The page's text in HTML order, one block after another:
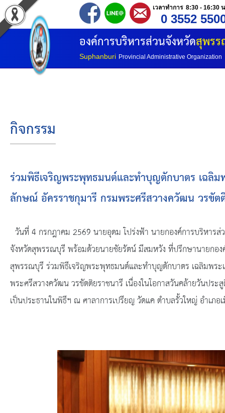
เวลาทำการ 8:30 - 16:30
0 3552
องค์การบริหารส่วนจังหวัดสุพร
Suphanburi Provincial Administrative Organization
หน้าแรก
ประวัติ อบจ
โครงสร้างองค์กร
โครงสร้างการแบ่งส่วนราชการ
วิสัยทัศน์
ยุทธศาสตร์การพัฒนา
ประวัตินายก
รายการ อบจ.สัมพันธ์
ประกาศจัดซื้อ-จัดจ้าง
ประกาศจัดซื้อ-จัดจ้างภาครัฐ
กิจกรรม
ร่วมพิธีเจริญพระพุทธมนต์และทำบุญตักบาตร เฉลิม
ลักษณ์ อัครราชกุมารี กรมพระศรีสวางควัฒน วรขัต
วันที่ 4 กรกฎาคม 2569 นายอุดม โปร่งฟ้า นายกองค์การบริหา
จังหวัดสุพรรณบุรี พร้อมด้วยนายชัยรัตน์ มีสมหวัง ที่ปรึกษานายกอ
สุพรรณบุรี ร่วมพิธีเจริญพระพุทธมนต์และทำบุญตักบาตร เฉลิมพระ
พระศรีสวางควัฒน วรขัตติยราชนารี เนื่องในโอกาสวันคล้ายวันป
เป็นประธานในพิธีฯ ณ ศาลาการเปรียญ วัดแค ตำบลรั้วใหญ่ อำเภ